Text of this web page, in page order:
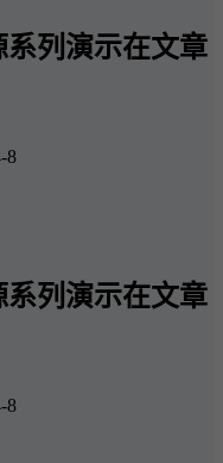
列演示在文章
8
列演示在文章
8